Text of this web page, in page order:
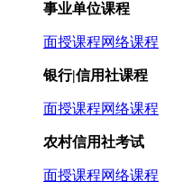
事业单位课程
面授课程网络课程
银行|信用社课程
面授课程网络课程
农村信用社考试
面授课程网络课程